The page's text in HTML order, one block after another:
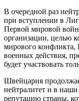
В очередной раз
при вступлении в
Первой мировой
организации, целью
мирового конфликта,
военных действия,
будет участвовать
Швейцария
нейтралитет и в
репутацию страны,